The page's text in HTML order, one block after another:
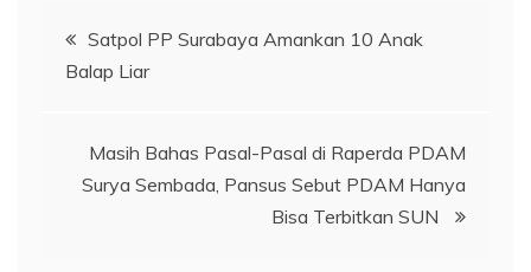
Navigasi
pos
Satpol PP Surabaya Amankan 10 Anak
Balap Liar
Masih Bahas Pasal-Pasal di Raperda PDAM
Surya Sembada, Pansus Sebut PDAM Hanya
Bisa Terbitkan SUN